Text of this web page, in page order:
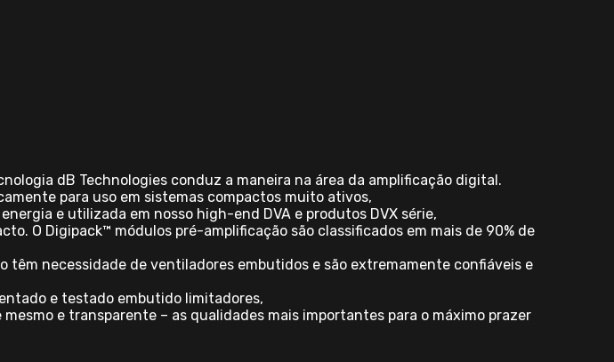
dB Technologies conduz a maneira na área da amplificação digital.
para uso em sistemas compactos muito ativos,
e utilizada em nosso high-end DVA e produtos DVX série,
O Digipack™ módulos pré-amplificação são classificados em mais de 90% de
têm necessidade de ventiladores embutidos e são extremamente confiáveis e
e testado embutido limitadores,
e transparente – as qualidades mais importantes para o máximo prazer